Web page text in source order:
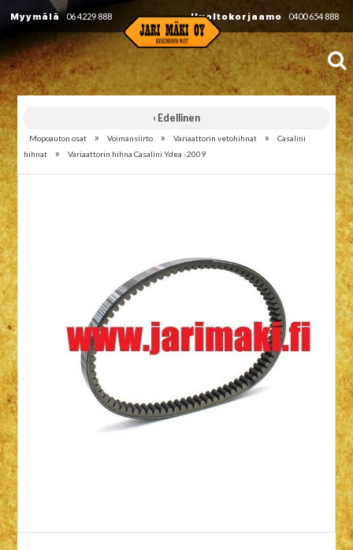
Myymälä 06 4229 888 Huoltokorjaamo 0400 654 888
‹ Edellinen
Mopoauton osat » Voimansiirto » Variaattorin vetohihnat »
Casalini
hihnat
» Variaattorin hihna Casalini Ydea -2009